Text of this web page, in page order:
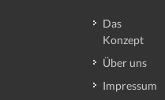
Das
Konzept
Über uns
Impressum